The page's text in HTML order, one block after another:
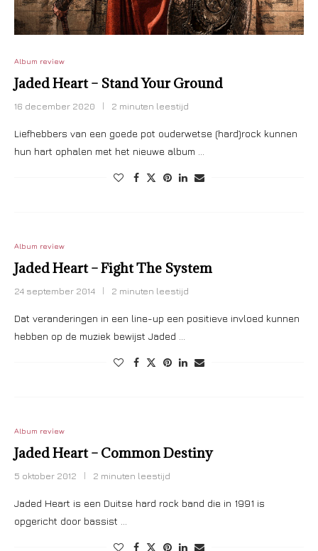
Album review
Jaded Heart – Stand Your Ground
16 december 2020 2 minuten leestijd
Liefhebbers van een goede pot ouderwetse (hard)rock kunnen
hun hart ophalen met het nieuwe album …
Album review
Jaded Heart – Fight The System
24 september 2014 2 minuten leestijd
Dat veranderingen in een line-up een positieve invloed kunnen
hebben op de muziek bewijst Jaded …
Album review
Jaded Heart – Common Destiny
5 oktober 2012 2 minuten leestijd
Jaded Heart is een Duitse hard rock band die in 1991 is
opgericht door bassist …